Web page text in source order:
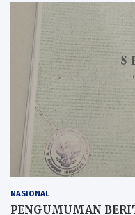
NASIONAL
PENGUMUMAN